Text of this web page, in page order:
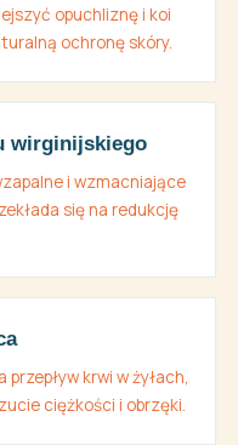
opuchliznę i koi
ochronę skóry.
wirginijskiego
i wzmacniające
się na redukcję
krwi w żyłach,
ciężkości i obrzęki.